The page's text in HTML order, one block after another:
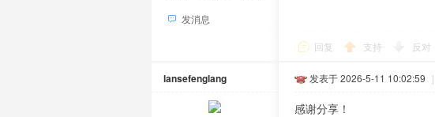
发消息
回复 支持 反对
lansefenglang 发表于 2026-5-11 10:02:59 |
感谢分享！